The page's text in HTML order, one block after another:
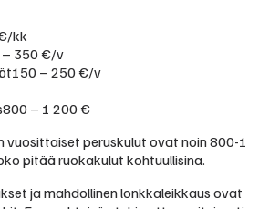
kk
350 €/v
150 – 250 €/v
800 – 1 200 €
vuosittaiset peruskulut ovat noin 800-1
pitää ruokakulut kohtuullisina.
ja mahdollinen lonkkaleikkaus ovat